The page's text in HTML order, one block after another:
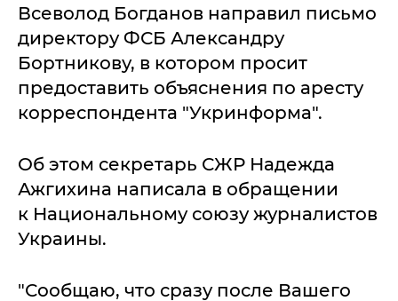
Всеволод Богданов направил письмо
директору ФСБ Александру
Бортникову, в котором просит
предоставить объяснения по аресту
корреспондента "Укринформа".
Об этом секретарь СЖР Надежда
Ажгихина написала в обращении
к Национальному союзу журналистов
Украины.
"Сообщаю, что сразу после Вашего